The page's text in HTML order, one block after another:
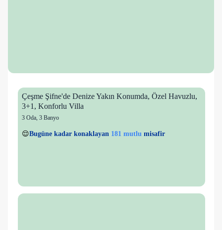
Çeşme Şifne'de Denize Yakın Konumda, Özel Havuzlu,
3+1, Konforlu Villa
3 Oda, 3 Banyo
👀Son 1 saatte40 kişigörüntüledi